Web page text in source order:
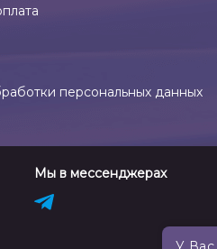
персональных данных
Мы в мессенджерах